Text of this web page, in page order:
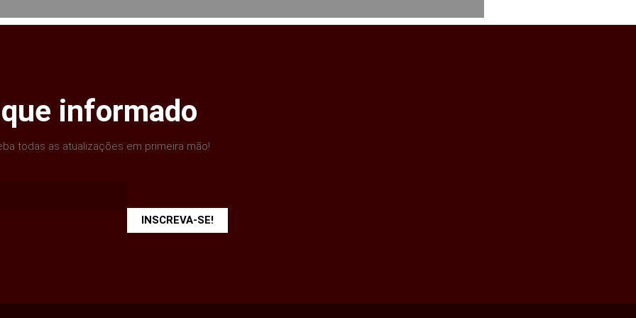
informado
todas as atualizações em primeira mão!
INSCREVA-SE!